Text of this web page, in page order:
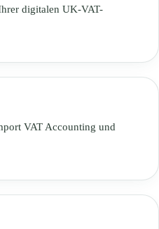
digitalen UK-VAT-
VAT Accounting und